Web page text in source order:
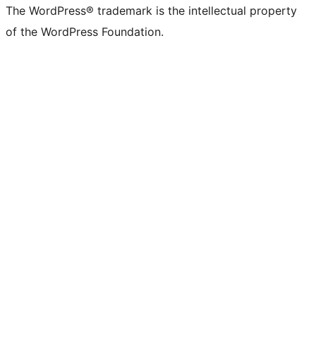
The WordPress® trademark is the intellectual property
of the WordPress Foundation.